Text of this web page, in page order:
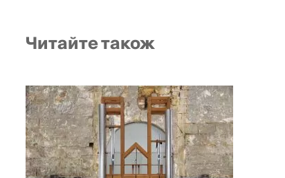
Читайте також